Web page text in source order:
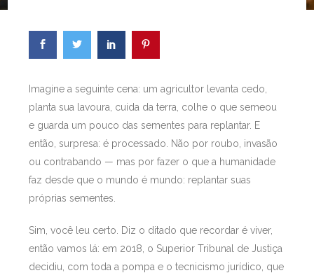
Imagine a seguinte cena: um agricultor levanta cedo,
planta sua lavoura, cuida da terra, colhe o que semeou
e guarda um pouco das sementes para replantar. E
então, surpresa: é processado. Não por roubo, invasão
ou contrabando — mas por fazer o que a humanidade
faz desde que o mundo é mundo: replantar suas
próprias sementes.
Sim, você leu certo. Diz o ditado que recordar é viver,
então vamos lá: em 2018, o Superior Tribunal de Justiça
decidiu, com toda a pompa e o tecnicismo jurídico, que